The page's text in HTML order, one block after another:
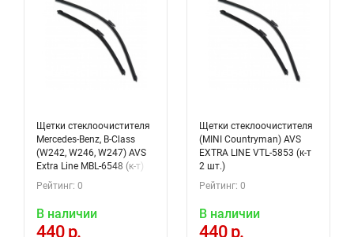
Щетки стеклоочистителя
Mercedes-Benz, B-Class
(W242, W246, W247) AVS
Extra Line MBL-6548 (к-т)
A40403S
Рейтинг: 0
В наличии
440 р.
Щетки стеклоочистителя
(MINI Countryman) AVS
EXTRA LINE VTL-5853 (к-т
2 шт.)
Рейтинг: 0
В наличии
440 р.